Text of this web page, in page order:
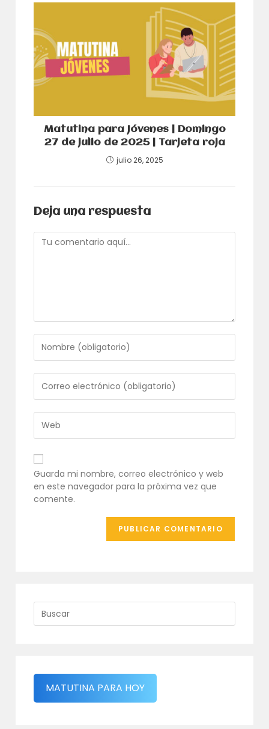
Matutina para Jóvenes | Domingo
27 de julio de 2025 | Tarjeta roja
julio 26, 2025
Deja una respuesta
Comentario
tu
nombre
o
nombre
de
usuario
para
comentar
tu
dirección
de
correo
electrónico
para
comentar
URL
de
tu
web
(opcional)
Guarda mi nombre, correo electrónico y web
en este navegador para la próxima vez que
comente.
MATUTINA PARA HOY